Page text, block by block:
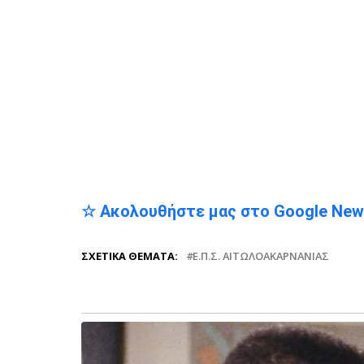
☆ Ακολουθήστε μας στο Google
ΣΧΕΤΙΚΆ ΘΈΜΑΤΑ: Ε.Π.Σ. ΑΙΤΩΛΟΑΚΑΡΝΑΝΊΑΣ